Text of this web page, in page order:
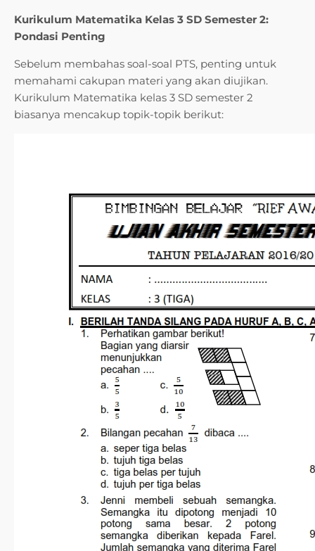
Kurikulum Matematika Kelas 3 SD Semester 2:
Pondasi Penting
Sebelum membahas soal-soal PTS, penting untuk
memahami cakupan materi yang akan diujikan.
Kurikulum Matematika kelas 3 SD semester 2
biasanya mencakup topik-topik berikut: